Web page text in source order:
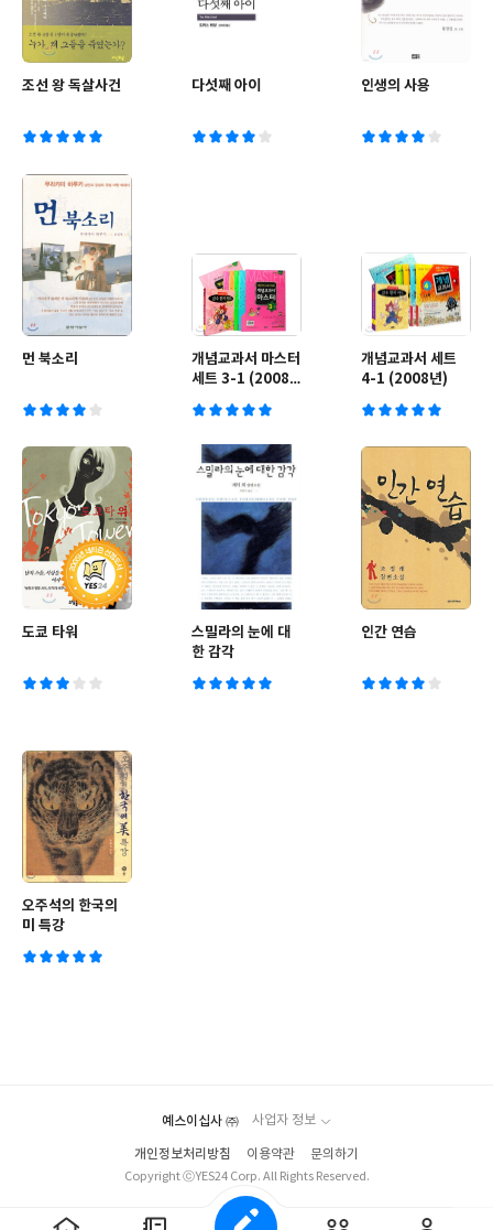
조선 왕 독살사건 다섯째 아이 인생의 사용
먼 북소리
개념교과서 마스터
세트 3-1 (2008
개념교과서 세트
4-1 (2008년)
도쿄 타워
스밀라의 눈에 대
한 감각
인간 연습
오주석의 한국의
미 특강
예스이십사 ㈜ 사업자 정보
개인정보처리방침 이용약관
문의하기
Copyright ⓒYES24 Corp. All Rights Reserved.